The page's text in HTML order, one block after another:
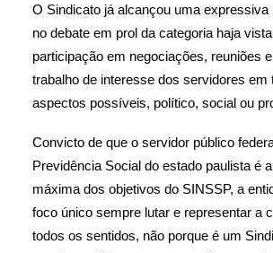
O Sindicato já alcançou uma expressiva
no debate em prol da categoria haja
participação em negociações, reuniões
trabalho de interesse dos servidores em
aspectos possíveis, político, social ou
Convicto de que o servidor público
Previdência Social do estado paulista é
máxima dos objetivos do SINSSP, a
foco único sempre lutar e representar a
todos os sentidos, não porque é um